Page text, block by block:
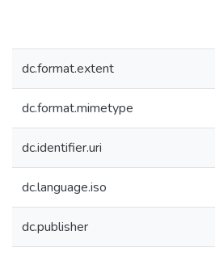
dc.format.extent
dc.format.mimetype
dc.identifier.uri
dc.language.iso
dc.publisher